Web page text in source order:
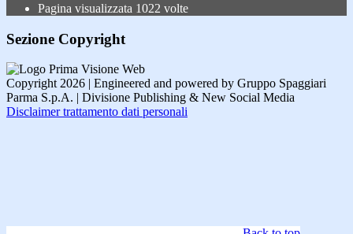
Pagina visualizzata 1022 volte
Sezione Copyright
Copyright 2026 | Engineered and powered by Gruppo Spaggiari
Parma S.p.A. | Divisione Publishing & New Social Media
Disclaimer trattamento dati personali